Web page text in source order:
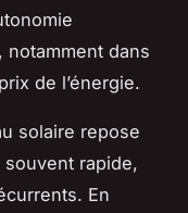
dans
de l’énergie.
solaire repose
rapide,
En